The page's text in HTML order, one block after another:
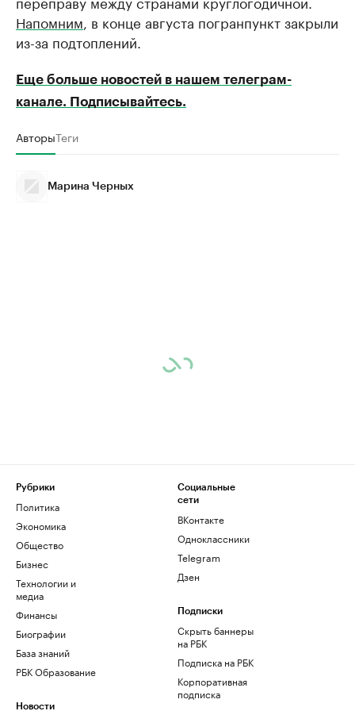
Напомним , в конце августа погранпункт закрыли
из-за подтоплений.
Еще больше новостей в нашем телеграм-
канале. Подписывайтесь.
АвторыТеги
Марина Черных
Рубрики
Политика
Экономика
Общество
Бизнес
Технологии и
медиа
Финансы
Биографии
База знаний
РБК Образование
Новости
Социальные
сети
ВКонтакте
Одноклассники
Telegram
Дзен
Подписки
Скрыть баннеры
на РБК
Подписка на РБК
Корпоративная
подписка